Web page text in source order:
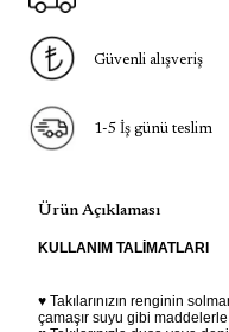
Güvenli alışveriş
1-5 İş günü teslim
Ürün Açıklaması
KULLANIM TALİMATLARI
♥ Takılarınızın renginin
çamaşır suyu gibi